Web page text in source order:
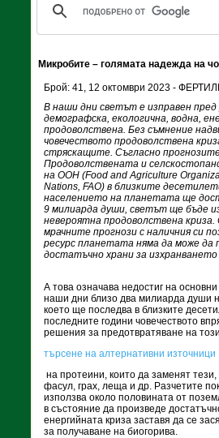
Микробите – голямата надежда на
Брой: 41, 12 октомври 2023 -
В наши дни светът е изправен пред
демографска, екологична, водна,
продоволствена. Без съмнение
човечеството продоволствена
стряскащите. Съгласно
Продоволствената и
на ООН (Food and Agriculture
Nations, FAO) в близките
населението на планетата ще
9 милиарда души, светът ще бъде
невероятна продоволствена криза.
мрачните прогнози с наличния си
ресурс планетата няма да може да
достатъчно храни за
А това означава недостиг на
наши дни близо два милиарда души
което ще последва в близките
последните години човечеството
решения за предотвратяване на
търсене на алтернативни източници
на протеини, които да заменят
фасул, грах, леща и др. Разчетите
използва около половината от
в състояние да произведе
енергийната криза заставя да се
за получаване на биогорива.